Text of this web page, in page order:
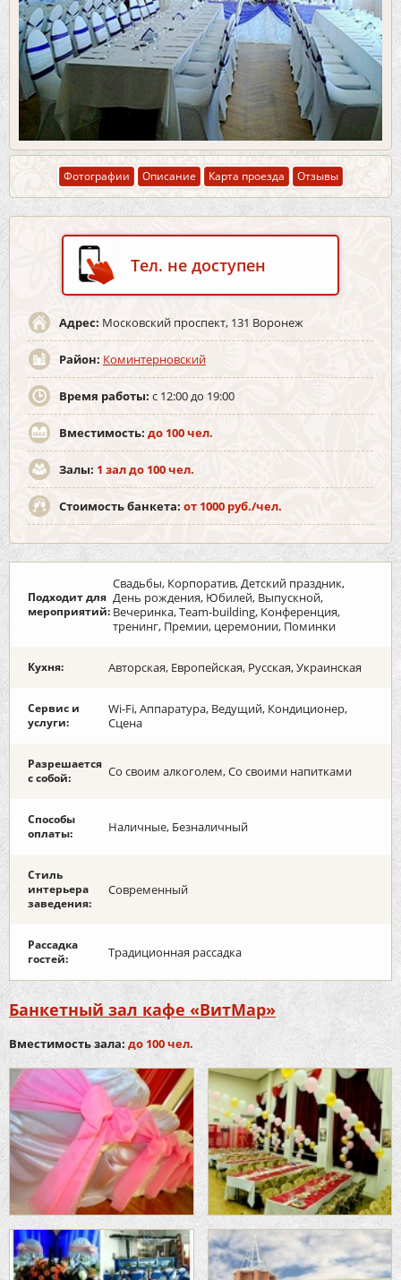
Фотографии Описание Карта проезда Отзывы
Тел. не доступен
Адрес: Московский проспект, 131 Воронеж
Район: Коминтерновский
Время работы: с 12:00 до 19:00
Вместимость: до 100 чел.
Залы: 1 зал до 100 чел.
Стоимость банкета: от 1000 руб./чел.
Подходит для
мероприятий:
Свадьбы, Корпоратив, Детский праздник,
День рождения, Юбилей, Выпускной,
Вечеринка, Team-building, Конференция,
тренинг, Премии, церемонии, Поминки
Кухня: Авторская, Европейская, Русская, Украинская
Сервис и
услуги:
Wi-Fi, Аппаратура, Ведущий, Кондиционер,
Сцена
Разрешается
с собой:
Со своим алкоголем, Со своими напитками
Способы
оплаты:
Наличные, Безналичный
Стиль
интерьера
заведения:
Современный
Рассадка
гостей:
Традиционная рассадка
Банкетный зал кафе «ВитМар»
Вместимость зала: до 100 чел.